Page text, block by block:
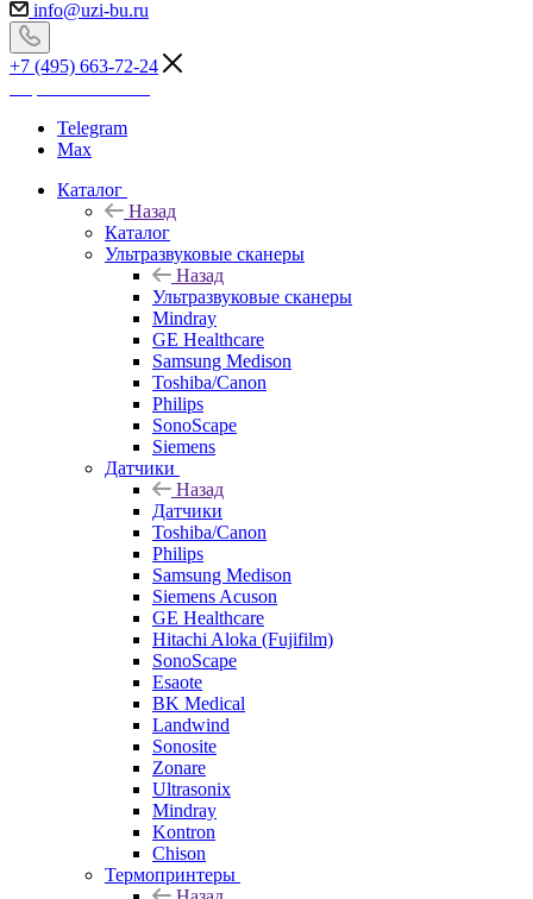
info@uzi-bu.ru
+7 (495) 663-72-24
Telegram
Max
Каталог
Назад
Каталог
Ультразвуковые сканеры
Назад
Ультразвуковые сканеры
Mindray
GE Healthcare
Samsung Medison
Toshiba/Canon
Philips
SonoScape
Siemens
Датчики
Назад
Датчики
Toshiba/Canon
Philips
Samsung Medison
Siemens Acuson
GE Healthcare
Hitachi Aloka (Fujifilm)
SonoScape
Esaote
BK Medical
Landwind
Sonosite
Zonare
Ultrasonix
Mindray
Kontron
Chison
Термопринтеры